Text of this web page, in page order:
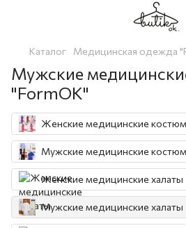
Каталог Медицинская одежда
Мужские
"FormOK"
Женские медицинские
Мужские медицинские
Женские медицинские халаты
Мужские медицинские халаты